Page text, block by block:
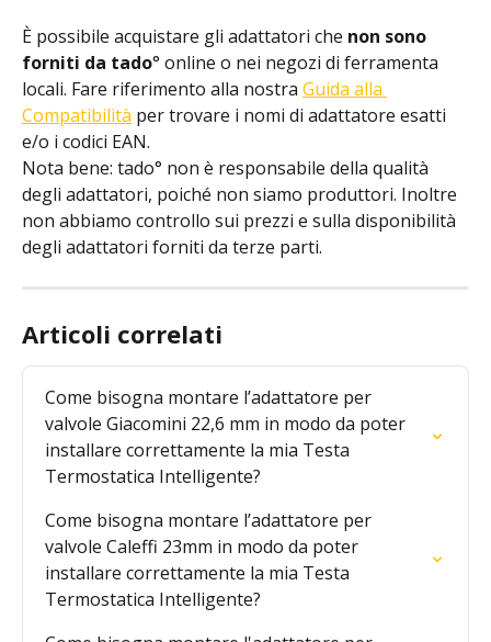
È possibile acquistare gli adattatori che non sono
forniti da tado° online o nei negozi di ferramenta
locali. Fare riferimento alla nostra Guida alla
Compatibilità per trovare i nomi di adattatore esatti
e/o i codici EAN.
Nota bene: tado° non è responsabile della qualità
degli adattatori, poiché non siamo produttori. Inoltre
non abbiamo controllo sui prezzi e sulla disponibilità
degli adattatori forniti da terze parti.
Articoli correlati
Come bisogna montare l’adattatore per
valvole Giacomini 22,6 mm in modo da poter
installare correttamente la mia Testa
Termostatica Intelligente?
Come bisogna montare l’adattatore per
valvole Caleffi 23mm in modo da poter
installare correttamente la mia Testa
Termostatica Intelligente?